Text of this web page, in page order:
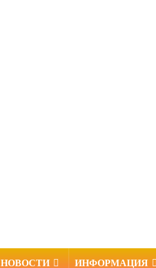
НОВОСТИ ИНФОРМАЦИЯ